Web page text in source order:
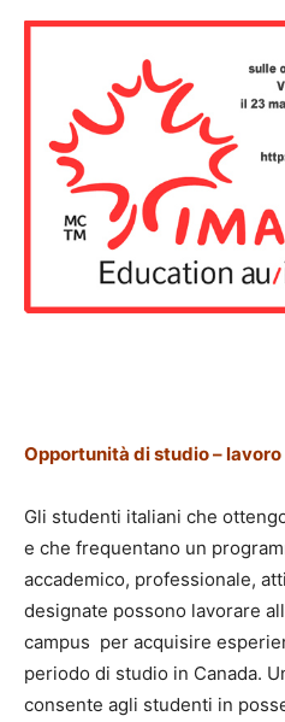
Opportunità di studio – lavoro
Gli studenti italiani che
e che frequentano un
accademico, professionale,
designate possono lavorare
campus per acquisire
periodo di studio in Canada.
consente agli studenti in